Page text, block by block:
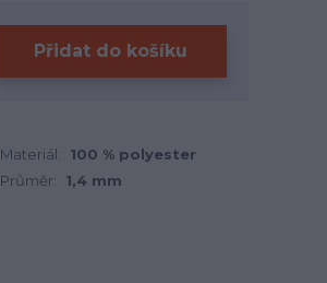
Přidat do košíku
Materiál:
100 % polyester
Průměr: 1,4 mm